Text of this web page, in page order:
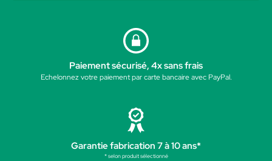
Paiement sécurisé, 4x sans frais
Echelonnez votre paiement par carte bancaire avec PayPal.
Garantie fabrication 7 à 10 ans*
* selon produit sélectionné